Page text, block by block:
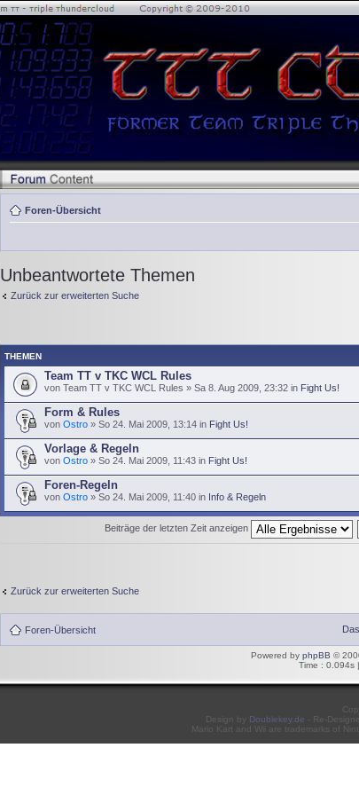
Foren-Übersicht
Unbeantwortete Themen
Zurück zur erweiterten Suche
THEMEN
Team TT v TKC WCL Rules
von Team TT v TKC WCL Rules » Sa 8. Aug 2009, 23:32 in Fight Us!
Form & Rules
von Ostro » So 24. Mai 2009, 13:14 in Fight Us!
Vorlage & Regeln
von Ostro » So 24. Mai 2009, 11:43 in Fight Us!
Foren-Regeln
von Ostro » So 24. Mai 2009, 11:40 in Info & Regeln
Beiträge der letzten Zeit anzeigen
Zurück zur erweiterten Suche
Foren-Übersicht
Powered by phpBB ©
Time : 0.094s
Design by Doublekey.de - Re-
Mario Kart and Wii are trademarks of